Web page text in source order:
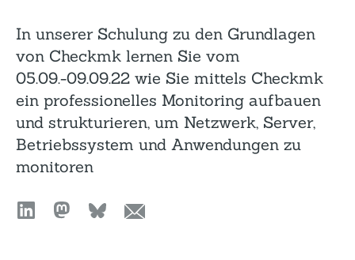
In unserer Schulung zu den Grundlagen
von Checkmk lernen Sie vom
05.09.-09.09.22 wie Sie mittels Checkmk
ein professionelles Monitoring aufbauen
und strukturieren, um Netzwerk, Server,
Betriebssystem und Anwendungen zu
monitoren